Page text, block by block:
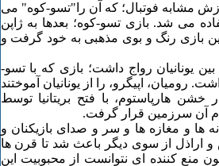
مشابه فوتبال؛ که آن را"تسو-کوه" می
می شد. بازی تسو-کوه؛ بعدها به ژاپن
بازی رنگ و بوی مذهبی به خود گرفت و
یونانیان رواج داشت؛ بازی که با تسو-
اپیگرو، را از یونانیان آموختند
خشن هارپاستوم، با فتح بریتانیا توسط
آن سرزمین قرار گرفت.
و مغازه ها و سر و صدای بازیکنان و
اراذل از سوی دیگر باعث شد تا قرن ها
منع کننده ای نتوانست از محبوبیت این